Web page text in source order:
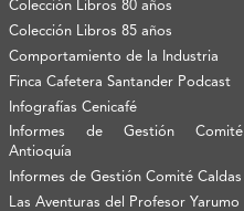
Colección Libros 80 años
Colección Libros 85 años
Comportamiento de la Industria
Finca Cafetera Santander Podcast
Infografías Cenicafé
Informes de Gestión Comité
Antioquía
Informes de Gestión Comité Caldas
Las Aventuras del Profesor Yarumo